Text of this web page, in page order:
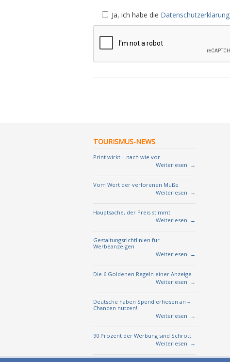
Ja, ich habe die Datenschutzerklärung
TOURISMUS-NEWS
Print wirkt – nach wie vor
Weiterlesen →
Vom Wert der verlorenen Muße
Weiterlesen →
Hauptsache, der Preis stimmt
Weiterlesen →
Gestaltungsrichtlinien für
Werbeanzeigen
Weiterlesen →
Die 6 Goldenen Regeln einer Anzeige
Weiterlesen →
Deutsche haben Spendierhosen an –
Chancen nutzen!
Weiterlesen →
90 Prozent der Werbung sind Schrott
Weiterlesen →